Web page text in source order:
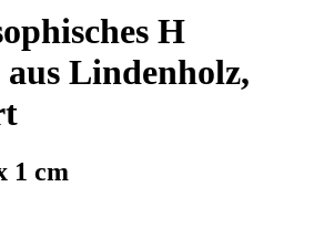
H
aus Lindenholz,
1 cm